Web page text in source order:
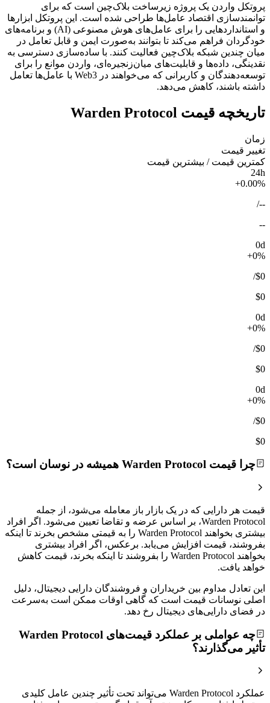
پروتکل واردن یک پروژه زیرساخت بلاک‌چین است که برای
توانمندسازی اقتصاد عامل‌ها طراحی شده است. این پروتکل ابزارها
و استانداردهایی را برای عامل‌های هوش مصنوعی (AI) و برنامه‌های
خودگردان فراهم می‌کند تا بتوانند به‌صورت ایمن و قابل تعامل در
میان چندین شبکه بلاک‌چین فعالیت کنند. با ساده‌سازی دسترسی به
نقدینگی، داده‌ها و قابلیت‌های میان‌زنجیره‌ای، واردن موانع را برای
توسعه‌دهندگان و کاربرانی که می‌خواهند در Web3 با عامل‌ها تعامل
داشته باشند، کاهش می‌دهد.
تاریخچه قیمت Warden Protocol
زمان
تغییر قیمت
کمترین قیمت / بیشترین قیمت
24h
+0.00%
--
/
--
0d
+0%
$0
/
$0
0d
+0%
$0
/
$0
0d
+0%
$0
/
$0
چرا قیمت Warden Protocol همیشه در نوسان است؟
قیمت هر دارایی که در یک بازار باز معامله می‌شود، از جمله
Warden Protocol، بر اساس عرضه و تقاضا تعیین می‌شود. اگر افراد
بیشتری بخواهند Warden Protocol را به قیمتی مشخص بخرند تا اینکه
بفروشند، قیمت افزایش می‌یابد. برعکس، اگر افراد بیشتری
بخواهند Warden Protocol را بفروشند تا اینکه بخرند، قیمت کاهش
خواهد یافت.
این تعادل مداوم بین خریداران و فروشندگان دارایی دیجیتال، دلیل
اصلی نوسانات قیمت است که گاهی اوقات ممکن است به‌سرعت
در فضای دارایی‌های دیجیتال رخ دهد.
چه عواملی بر عملکرد قیمت‌های Warden Protocol
تأثیر می‌گذارند؟
عملکرد Warden Protocol می‌تواند تحت تأثیر چندین عامل کلیدی